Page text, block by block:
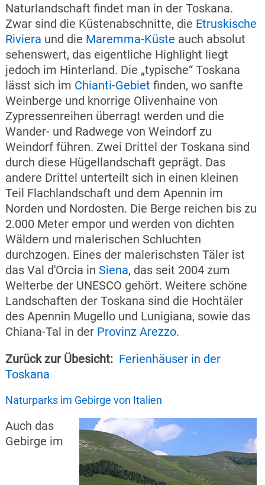
Naturlandschaft findet man in der Toskana.
Zwar sind die Küstenabschnitte, die Etruskische
Riviera und die Maremma-Küste auch absolut
sehenswert, das eigentliche Highlight liegt
jedoch im Hinterland. Die „typische“ Toskana
lässt sich im Chianti-Gebiet finden, wo sanfte
Weinberge und knorrige Olivenhaine von
Zypressenreihen überragt werden und die
Wander- und Radwege von Weindorf zu
Weindorf führen. Zwei Drittel der Toskana sind
durch diese Hügellandschaft geprägt. Das
andere Drittel unterteilt sich in einen kleinen
Teil Flachlandschaft und dem Apennin im
Norden und Nordosten. Die Berge reichen bis zu
2.000 Meter empor und werden von dichten
Wäldern und malerischen Schluchten
durchzogen. Eines der malerischsten Täler ist
das Val d'Orcia in Siena, das seit 2004 zum
Welterbe der UNESCO gehört. Weitere schöne
Landschaften der Toskana sind die Hochtäler
des Apennin Mugello und Lunigiana, sowie das
Chiana-Tal in der Provinz Arezzo.
Zurück zur Übesicht: Ferienhäuser in der
Toskana
Naturparks im Gebirge von Italien
Auch das
Gebirge im